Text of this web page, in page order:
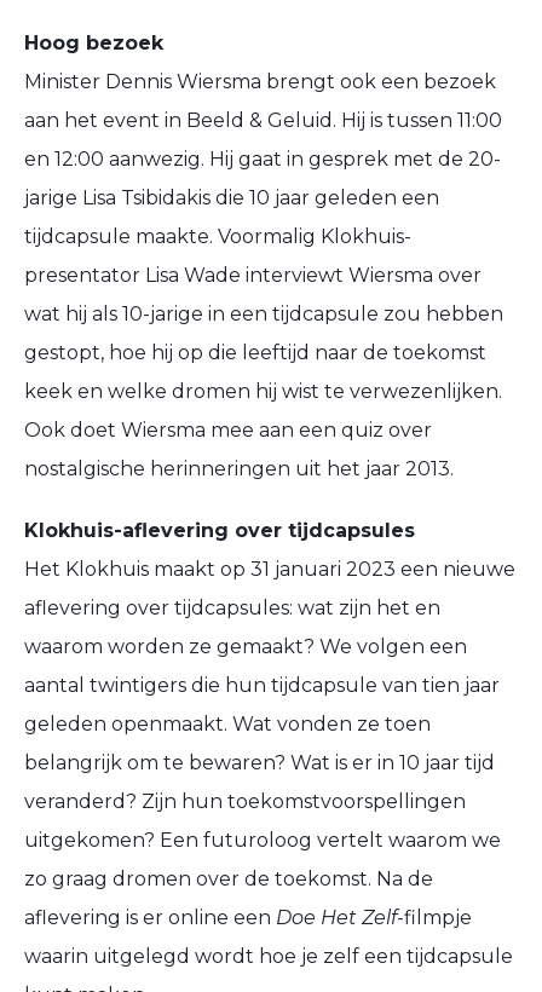
Hoog bezoek
Minister Dennis Wiersma brengt ook een bezoek
aan het event in Beeld & Geluid. Hij is tussen 11:00
en 12:00 aanwezig. Hij gaat in gesprek met de 20-
jarige Lisa Tsibidakis die 10 jaar geleden een
tijdcapsule maakte. Voormalig Klokhuis-
presentator Lisa Wade interviewt Wiersma over
wat hij als 10-jarige in een tijdcapsule zou hebben
gestopt, hoe hij op die leeftijd naar de toekomst
keek en welke dromen hij wist te verwezenlijken.
Ook doet Wiersma mee aan een quiz over
nostalgische herinneringen uit het jaar 2013.
Klokhuis-aflevering over tijdcapsules
Het Klokhuis maakt op 31 januari 2023 een nieuwe
aflevering over tijdcapsules: wat zijn het en
waarom worden ze gemaakt? We volgen een
aantal twintigers die hun tijdcapsule van tien jaar
geleden openmaakt. Wat vonden ze toen
belangrijk om te bewaren? Wat is er in 10 jaar tijd
veranderd? Zijn hun toekomstvoorspellingen
uitgekomen? Een futuroloog vertelt waarom we
zo graag dromen over de toekomst. Na de
aflevering is er online een Doe Het Zelf-filmpje
waarin uitgelegd wordt hoe je zelf een tijdcapsule